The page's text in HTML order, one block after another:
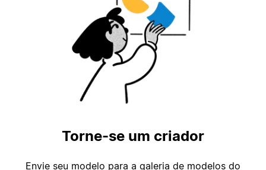
Torne-se um criador
Envie seu modelo para a galeria de modelos do